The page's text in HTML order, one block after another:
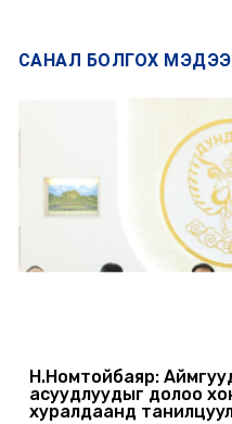
САНАЛ БОЛГОХ МЭДЭЭ
Н.Номтойбаяр:
асуудлуудыг долоо
хуралдаанд